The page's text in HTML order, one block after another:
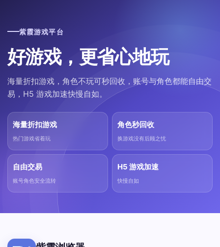
紫霞游戏平台
好游戏，更省心地玩
海量折扣游戏，角色不玩可秒回收，账号与角色都能自由交
易，H5 游戏加速快慢自如。
海量折扣游戏
热门游戏省着玩
角色秒回收
换游戏没有后顾之忧
自由交易
账号角色安全流转
H5 游戏加速
快慢自如